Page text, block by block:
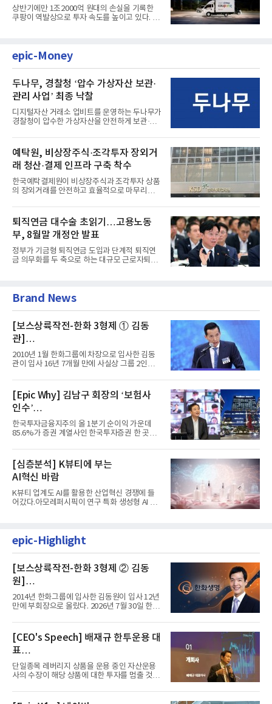
상반기에만 1조2000억 원대의 손실을 기록한
쿠팡이 역발상으로 투자 속도를 높이고 있다. 이
epic-Money
두나무, 경찰청 ‘압수 가상자산 보관·
관리 사업’ 최종 낙찰
디지털자산 거래소 업비트를 운영하는 두나무가
경찰청이 압수한 가상자산을 안전하게 보관·관
예탁원, 비상장주식·조각투자 장외거
래 청산·결제 인프라 구축 착수
한국예탁결제원이 비상장주식과 조각투자 상품
의 장외거래를 안전하고 효율적으로 마무리하기
퇴직연금 대수술 초읽기…고용노동
부, 8월말 개정안 발표
정부가 기금형 퇴직연금 도입과 단계적 퇴직연
금 의무화를 두 축으로 하는 대규모 근로자퇴직
Brand News
[보스상륙작전-한화 3형제 ① 김동
관]
입사 16년 만에 수석부회장 … 경영승
계 ‘초읽기’
2010년 1월 한화그룹에 차장으로 입사한 김동
관이 입사 16년 7개월 만에 사실상 그룹 2인자
[Epic Why] 김남구 회장의 ‘보험사
인수’
발걸음이 신중해진 배경은?
한국투자금융지주의 올 1분기 순이익 가운데
85.6%가 증권 계열사인 한국투자증권 한 곳에
[심층분석] K뷰티에 부는
AI혁신 바람
K뷰티 업계도 AI를 활용한 산업혁신 경쟁에 들
어갔다.아모레퍼시픽이 연구 특화 생성형 AI 플
epic-Highlight
[보스상륙작전-한화 3형제 ② 김동
원]
입사 12년 만에 금융계열 수장 등극
2014년 한화그룹에 입사한 김동원이 입사 12년
만에 부회장으로 올랐다. 2026년 7월 30일 한화
[CEO's Speech] 배재규 한투운용 대
표
“개별종목 레버리지 투자 지금이라도
멈춰라”
단일종목 레버리지 상품을 운용 중인 자산운용
사의 수장이 해당 상품에 대한 투자를 멈출 것을